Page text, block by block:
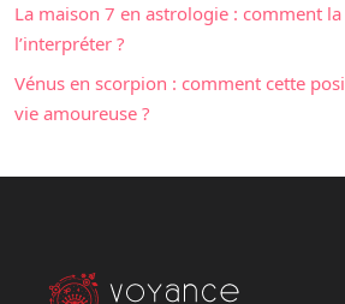
La maison 7 en astrologie : comment
l’interpréter ?
Vénus en scorpion : comment cette
vie amoureuse ?